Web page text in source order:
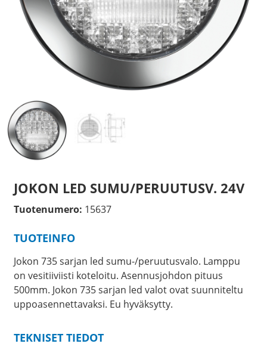
JOKON LED SUMU/PERUUTUSV. 24V
Tuotenumero: 15637
TUOTEINFO
Jokon 735 sarjan led sumu-/peruutusvalo. Lamppu
on vesitiiviisti koteloitu. Asennusjohdon pituus
500mm. Jokon 735 sarjan led valot ovat suunniteltu
uppoasennettavaksi. Eu hyväksytty.
TEKNISET TIEDOT